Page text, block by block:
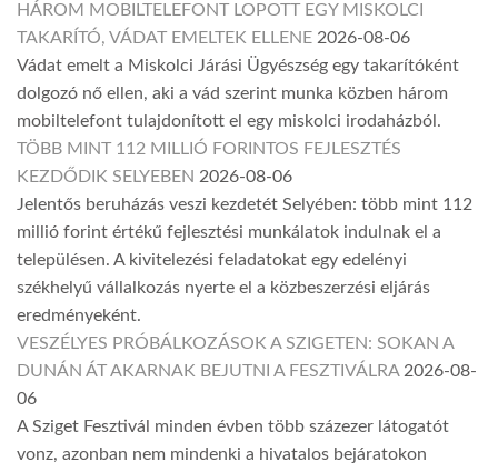
HÁROM MOBILTELEFONT LOPOTT EGY MISKOLCI
TAKARÍTÓ, VÁDAT EMELTEK ELLENE 2026-08-06
Vádat emelt a Miskolci Járási Ügyészség egy takarítóként
dolgozó nő ellen, aki a vád szerint munka közben három
mobiltelefont tulajdonított el egy miskolci irodaházból.
TÖBB MINT 112 MILLIÓ FORINTOS FEJLESZTÉS
KEZDŐDIK SELYEBEN 2026-08-06
Jelentős beruházás veszi kezdetét Selyében: több mint 112
millió forint értékű fejlesztési munkálatok indulnak el a
településen. A kivitelezési feladatokat egy edelényi
székhelyű vállalkozás nyerte el a közbeszerzési eljárás
eredményeként.
VESZÉLYES PRÓBÁLKOZÁSOK A SZIGETEN: SOKAN A
DUNÁN ÁT AKARNAK BEJUTNI A FESZTIVÁLRA 2026-08-
06
A Sziget Fesztivál minden évben több százezer látogatót
vonz, azonban nem mindenki a hivatalos bejáratokon